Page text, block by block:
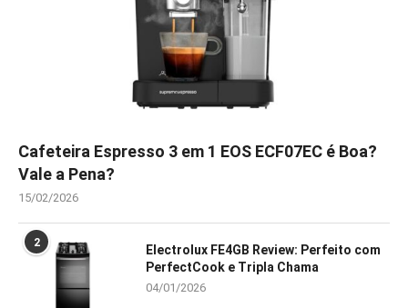
Cafeteira Espresso 3 em 1 EOS ECF07EC é Boa?
Vale a Pena?
15/02/2026
2
Electrolux FE4GB Review: Perfeito com
PerfectCook e Tripla Chama
04/01/2026